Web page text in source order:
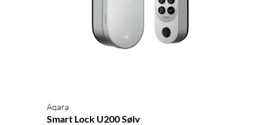
Aqara
Smart Lock U200 Sølv